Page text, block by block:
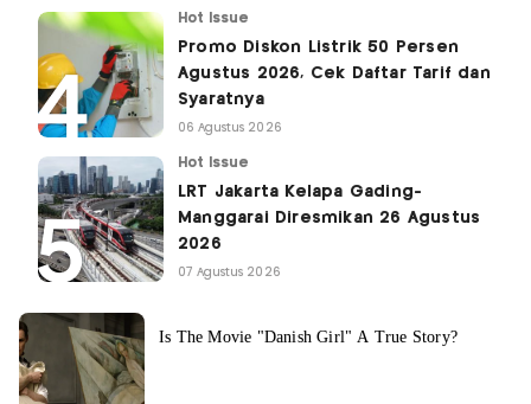
Hot Issue
Promo Diskon Listrik 50 Persen
Agustus 2026, Cek Daftar Tarif dan
Syaratnya
06 Agustus 2026
Hot Issue
LRT Jakarta Kelapa Gading-
Manggarai Diresmikan 26 Agustus
2026
07 Agustus 2026